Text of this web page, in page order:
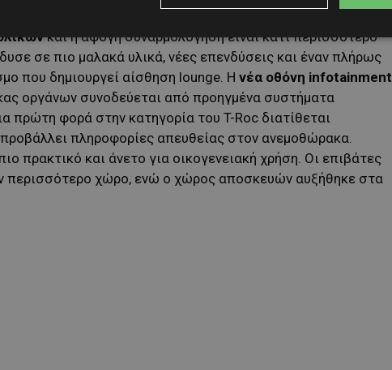
και η άψογη συναρμολόγηση είναι κάτι περισσότερο
σε πιο μαλακά υλικά, νέες επενδύσεις και έναν πλήρως
που δημιουργεί αίσθηση lounge. Η νέα οθόνη infotainment
οργάνων συνοδεύεται από προηγμένα συστήματα
πρώτη φορά στην κατηγορία του T-Roc διατίθεται
πληροφορίες απευθείας στον ανεμοθώρακα.
πρακτικό και άνετο για οικογενειακή χρήση. Οι επιβάτες
περισσότερο χώρο, ενώ ο χώρος αποσκευών αυξήθηκε στα